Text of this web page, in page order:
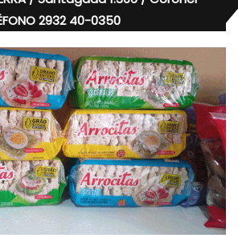
2932 40-0350